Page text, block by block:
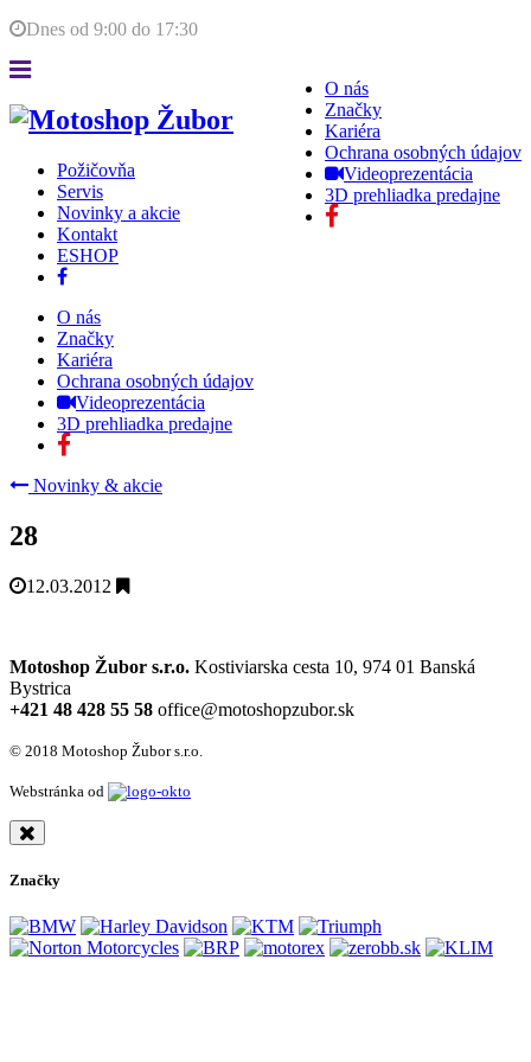
Dnes od 9:00 do 17:30
O nás
Značky
Kariéra
Ochrana osobných údajov
Videoprezentácia
3D prehliadka predajne
Požičovňa
Servis
Novinky a akcie
Kontakt
ESHOP
O nás
Značky
Kariéra
Ochrana osobných údajov
Videoprezentácia
3D prehliadka predajne
Novinky & akcie
28
12.03.2012
Motoshop Žubor s.r.o. Kostiviarska cesta 10, 974 01 Banská
Bystrica
+421 48 428 55 58 office@motoshopzubor.sk
© 2018 Motoshop Žubor s.r.o.
Webstránka od
Značky